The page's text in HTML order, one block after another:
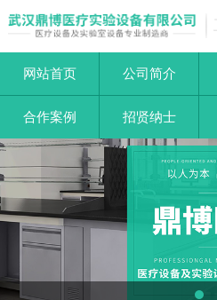
网站首页 公司简介
合作案例 招贤纳士